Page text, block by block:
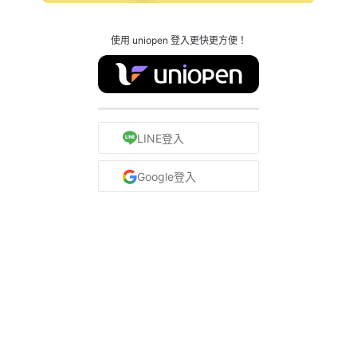
使用 uniopen 登入更快更方便！
LINE登入
Google登入